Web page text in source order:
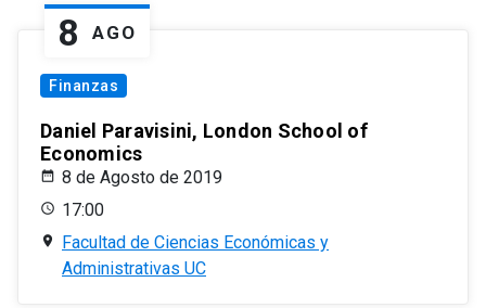
8 AGO
Finanzas
Daniel Paravisini, London School of
Economics
8 de Agosto de 2019
17:00
Facultad de Ciencias Económicas y
Administrativas UC